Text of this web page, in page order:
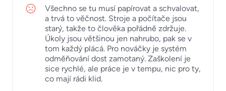
Všechno se tu musí papírovat a schvalovat,
a trvá to věčnost. Stroje a počítače jsou
starý, takže to člověka pořádně zdržuje.
Úkoly jsou většinou jen nahrubo, pak se v
tom každý plácá. Pro nováčky je systém
odměňování dost zamotaný. Zaškolení je
sice rychlé, ale práce je v tempu, nic pro ty,
co mají rádi klid.